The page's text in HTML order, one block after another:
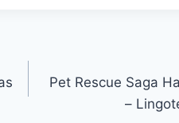
Pet Rescue Saga
–